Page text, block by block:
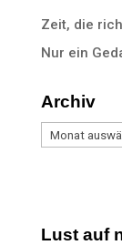
Zeit, die
Nur ein
Archiv
Archiv
Lust auf